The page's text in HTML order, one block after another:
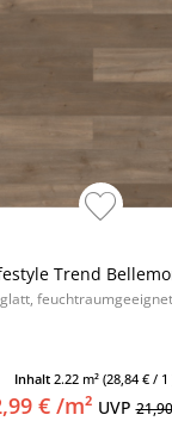
Trend
Inhalt 2.22 m² (28,84 € / 1
€ /m² UVP